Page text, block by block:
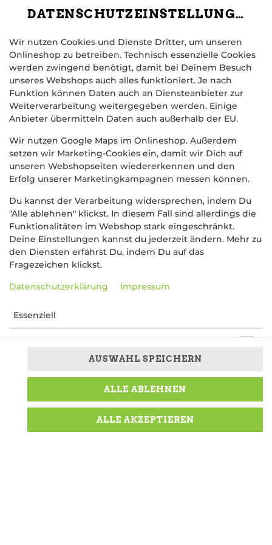
DATENSCHUTZEINSTELLUNGEN
Wir nutzen Cookies und Dienste Dritter, um unseren
Onlineshop zu betreiben. Technisch essenzielle Cookies
werden zwingend benötigt, damit bei Deinem Besuch
unseres Webshops auch alles funktioniert. Je nach
Funktion können Daten auch an Diensteanbieter zur
Weiterverarbeitung weitergegeben werden. Einige
Anbieter übermitteln Daten auch außerhalb der EU.
Wir nutzen Google Maps im Onlineshop. Außerdem
setzen wir Marketing-Cookies ein, damit wir Dich auf
unseren Webshopseiten wiedererkennen und den
Erfolg unserer Marketingkampagnen messen können.
Du kannst der Verarbeitung widersprechen, indem Du
"Alle ablehnen" klickst. In diesem Fall sind allerdings die
Funktionalitäten im Webshop stark eingeschränkt.
Deine Einstellungen kannst du jederzeit ändern. Mehr zu
den Diensten erfährst Du, indem Du auf das
Fragezeichen klickst.
Datenschutzerklärung Impressum
Essenziell
AUSWAHL SPEICHERN
ALLE ABLEHNEN
ALLE AKZEPTIEREN
PINSTA CAPRICCIOSA